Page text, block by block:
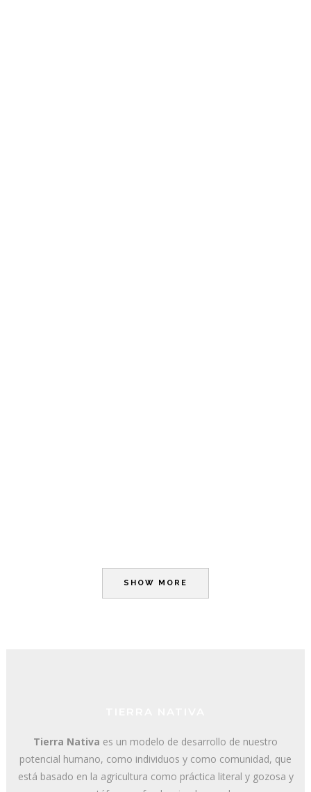
SHOW MORE
Tierra Nativa es un modelo de desarrollo de nuestro
potencial humano, como individuos y como comunidad, que
está basado en la agricultura como práctica literal y gozosa y